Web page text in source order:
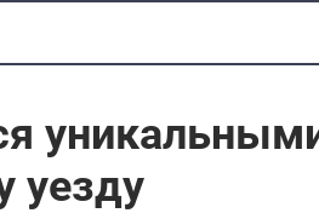
уезду